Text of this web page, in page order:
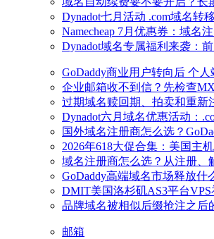
Dynadot七月活动 .com域名转
Namecheap 7月优惠券：域名
Dynadot域名专属福利来袭：
GoDaddy商业用户转向后 个
企业邮箱收不到信？先检查
过期域名赎回期、拍卖和重新
Dynadot六月域名优惠活动：
国外域名注册商怎么选？
2026年618大促合集：美国主
域名注册商怎么选？从注册、
GoDaddy高端域名市场释放什
DMIT美国洛杉矶AS3平台
品牌域名被相似后缀抢注之后
邮箱